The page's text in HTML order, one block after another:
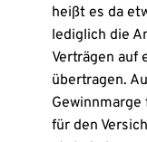
heißt es da
lediglich die
Verträgen auf
übertragen.
für den